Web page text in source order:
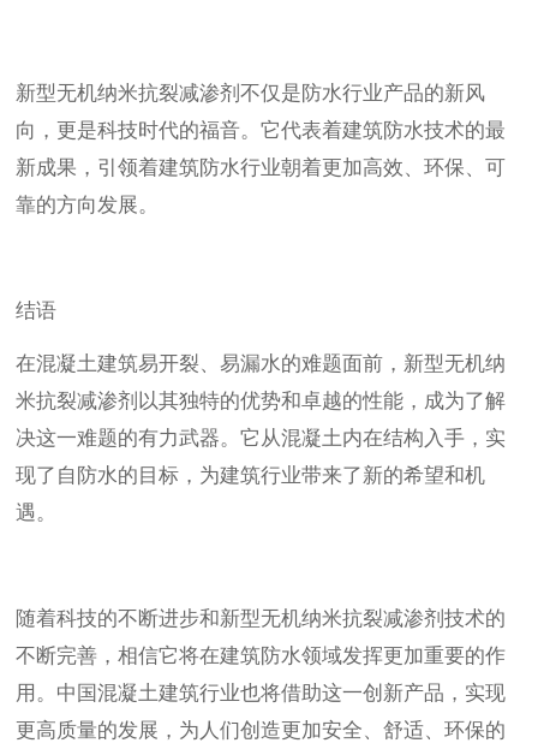
新型无机纳米抗裂减渗剂不仅是防水行业产品的新风
向，更是科技时代的福音。它代表着建筑防水技术的最
新成果，引领着建筑防水行业朝着更加高效、环保、可
靠的方向发展。
结语
在混凝土建筑易开裂、易漏水的难题面前，新型无机纳
米抗裂减渗剂以其独特的优势和卓越的性能，成为了解
决这一难题的有力武器。它从混凝土内在结构入手，实
现了自防水的目标，为建筑行业带来了新的希望和机
遇。
随着科技的不断进步和新型无机纳米抗裂减渗剂技术的
不断完善，相信它将在建筑防水领域发挥更加重要的作
用。中国混凝土建筑行业也将借助这一创新产品，实现
更高质量的发展，为人们创造更加安全、舒适、环保的